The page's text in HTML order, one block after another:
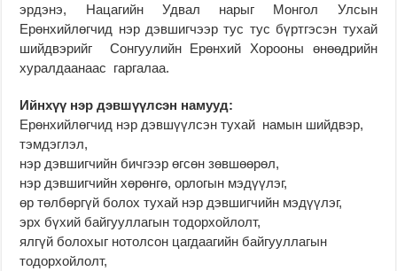
эрдэнэ, Нацагийн Удвал нарыг Монгол Улсын
Ерөнхийлөгчид нэр дэвшигчээр тус тус бүртгэсэн тухай
шийдвэрийг Сонгуулийн Ерөнхий Хорооны өнөөдрийн
хуралдаанаас гаргалаа.
Ийнхүү нэр дэвшүүлсэн намууд:
Ерөнхийлөгчид нэр дэвшүүлсэн тухай намын шийдвэр,
тэмдэглэл,
нэр дэвшигчийн бичгээр өгсөн зөвшөөрөл,
нэр дэвшигчийн хөрөнгө, орлогын мэдүүлэг,
өр төлбөргүй болох тухай нэр дэвшигчийн мэдүүлэг,
эрх бүхий байгууллагын тодорхойлолт,
ялгүй болохыг нотолсон цагдаагийн байгууллагын
тодорхойлолт,